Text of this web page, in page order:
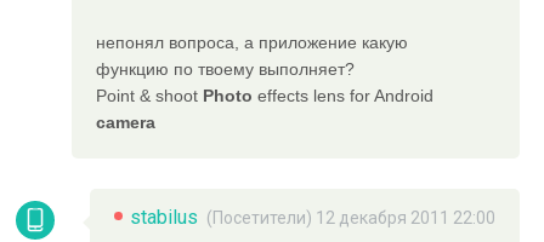
непонял вопроса, а приложение какую
функцию по твоему выполняет?
Point & shoot Photo effects lens for Android
camera
stabilus (Посетители) 12 декабря 2011 22:00